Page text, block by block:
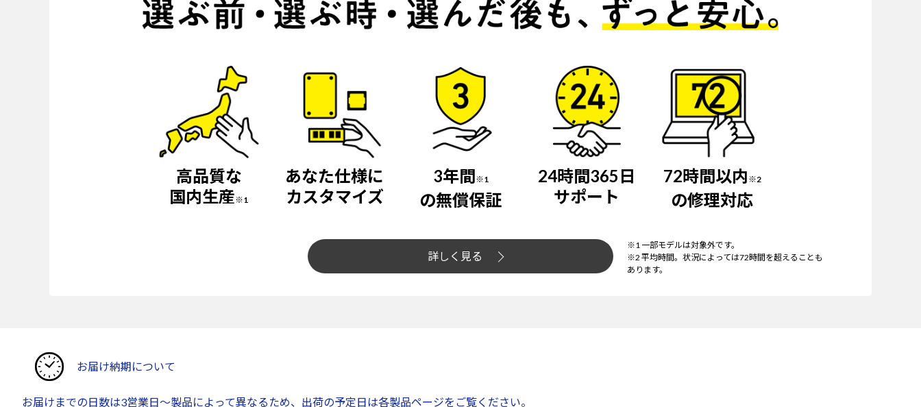
高品質な
国内生産※1
あなた仕様に
カスタマイズ
3年間※1
の無償保証
24時間365日
サポート
72時間以内 ※2
の修理対応
詳しく見る
※1 一部モデルは対象外です。
※2 平均時間。状況によっては72時間を超えることも
あります。
お届け納期について
お届けまでの日数は3営業日～製品によって異なるため、出荷の予定日は各製品ページをご覧ください。